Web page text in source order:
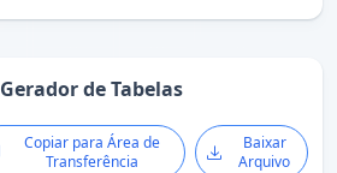
Gerador de Tabelas
Copiar para Área de
Transferência
Baixar
Arquivo